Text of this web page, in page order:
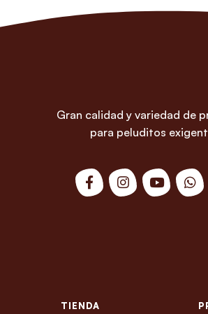
Gran calidad y variedad de
para peluditos
TIENDA